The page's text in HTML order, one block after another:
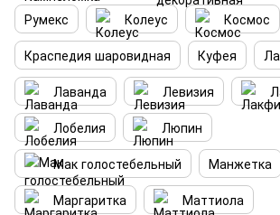
Румекс
Колеус Космос
Краспедия шаровидная
Куфея
Лаванда
Левизия
Лобелия
Люпин
Мак голостебельный
Манжетка
Маргаритка
Маттиола